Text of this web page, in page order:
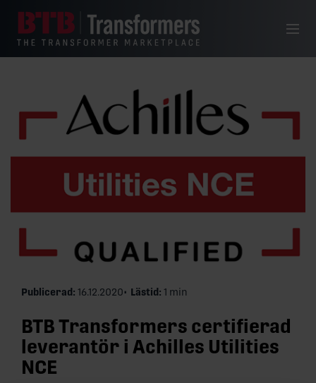
Meny
Publicerad: 16.12.2020 Lästid: 1 min
BTB Transformers certifierad
leverantör i Achilles Utilities
NCE